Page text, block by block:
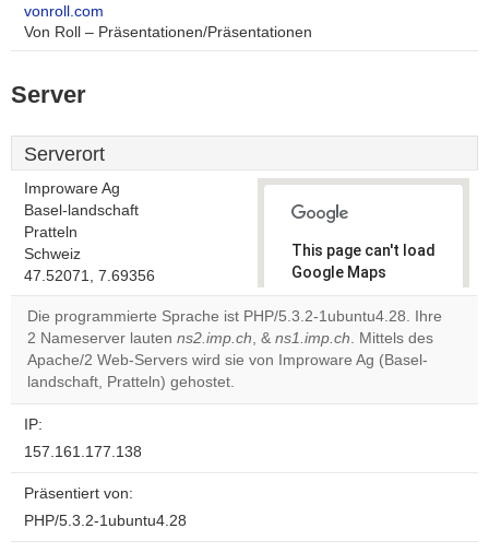
vonroll.com
Von Roll – Präsentationen/Präsentationen
Server
Serverort
Improware Ag
Basel-landschaft
Pratteln
Schweiz
47.52071, 7.69356
This page can't load
Google Maps
correctly.
Do you
own this
OK
Die programmierte Sprache ist PHP/5.3.2-1ubuntu4.28. Ihre
2 Nameserver lauten ns2.imp.ch, & ns1.imp.ch. Mittels des
Apache/2 Web-Servers wird sie von Improware Ag (Basel-
landschaft, Pratteln) gehostet.
IP:
157.161.177.138
Präsentiert von:
PHP/5.3.2-1ubuntu4.28